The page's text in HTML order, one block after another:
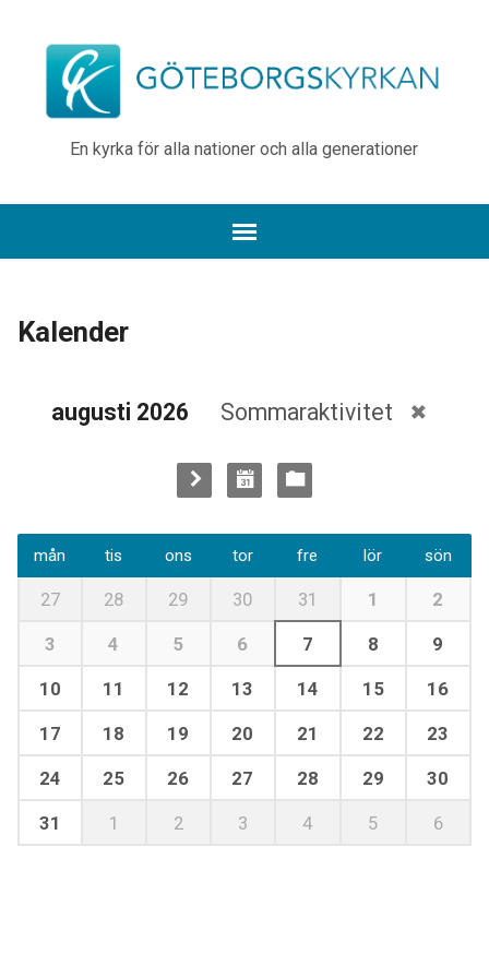
En kyrka för alla nationer och alla generationer
Kalender
augusti 2026 Sommaraktivitet
mån tis ons tor fre lör sön
27 28 29 30 31 1 2
3 4 5 6 7 8 9
10 11 12 13 14 15 16
17 18 19 20 21 22 23
24 25 26 27 28 29 30
31 1 2 3 4 5 6